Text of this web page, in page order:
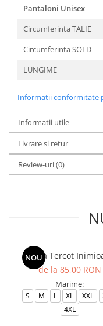
Pantaloni Unisex
Circumferinta TALIE
Circumferinta SOLD
LUNGIME
Informatii conformitate
Informatii utile
Livrare si retur
Review-uri(0)
NOU
Bluza Tercot
de la 85,00 RON
Marime:
S M L XL XXL
4XL